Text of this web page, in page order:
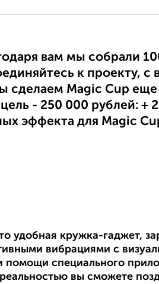
вам мы собрали
к проекту, с
Magic Cup еще
- 250 000 рублей: +
эффекта для Magic
удобная кружка-гаджет,
вибрациями c
помощи специального
вы сможете